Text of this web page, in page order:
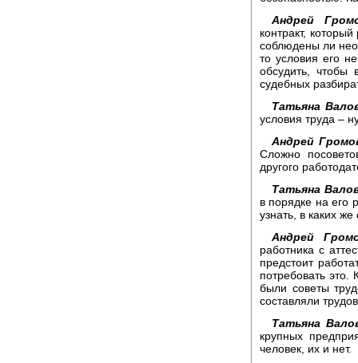
Андрей
контракт,
соблюдены ли
то условия его
обсудить,
судебных
Татьяна
условия труда –
Андрей
Сложно
другого
Татьяна
в порядке на его
узнать, в каких
Андрей
работника с
предстоит
потребовать
были советы
составляли
Татьяна
крупных
человек, их и нет.